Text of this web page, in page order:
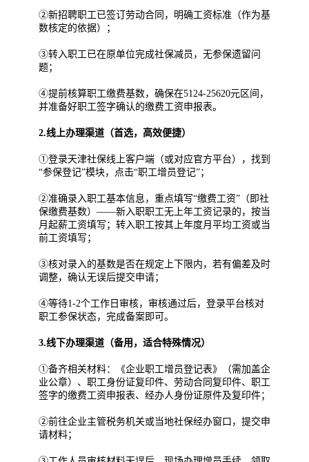
②新招聘职工已签订劳动合同，明确工资标准（作为基
数核定的依据）；
③转入职工已在原单位完成社保减员，无参保遗留问
题；
④提前核算职工缴费基数，确保在5124-25620元区间，
并准备好职工签字确认的缴费工资申报表。
2.线上办理渠道（首选，高效便捷）
①登录天津社保线上客户端（或对应官方平台），找到
“参保登记”模块，点击“职工增员登记”；
②准确录入职工基本信息，重点填写“缴费工资”（即社
保缴费基数）——新入职职工无上年工资记录的，按当
月起薪工资填写；转入职工按其上年度月平均工资或当
前工资填写；
③核对录入的基数是否在规定上下限内，若有偏差及时
调整，确认无误后提交申请；
④等待1-2个工作日审核，审核通过后，登录平台核对
职工参保状态，完成备案即可。
3.线下办理渠道（备用，适合特殊情况）
①备齐相关材料：《企业职工增员登记表》（需加盖企
业公章）、职工身份证复印件、劳动合同复印件、职工
签字的缴费工资申报表、经办人身份证原件及复印件；
②前往企业主管税务机关或当地社保经办窗口，提交申
请材料；